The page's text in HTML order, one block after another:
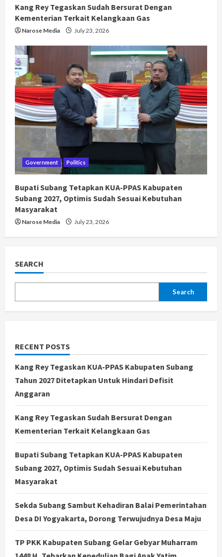
Kang Rey Tegaskan Sudah Bersurat Dengan
Kementerian Terkait Kelangkaan Gas
Narose Media July 23, 2026
Government Politics
Bupati Subang Tetapkan KUA-PPAS Kabupaten
Subang 2027, Optimis Sudah Sesuai Kebutuhan
Masyarakat
Narose Media July 23, 2026
SEARCH
Search
RECENT POSTS
Kang Rey Tegaskan KUA-PPAS Kabupaten Subang
Tahun 2027 Ditetapkan Untuk Hindari Defisit
Anggaran
Kang Rey Tegaskan Sudah Bersurat Dengan
Kementerian Terkait Kelangkaan Gas
Bupati Subang Tetapkan KUA-PPAS Kabupaten
Subang 2027, Optimis Sudah Sesuai Kebutuhan
Masyarakat
Sekda Subang Sambut Kehadiran Balai Pemerintahan
Desa DI Yogyakarta, Dorong Terwujudnya Desa Maju
TP PKK Kabupaten Subang Gelar Gebyar Muharram